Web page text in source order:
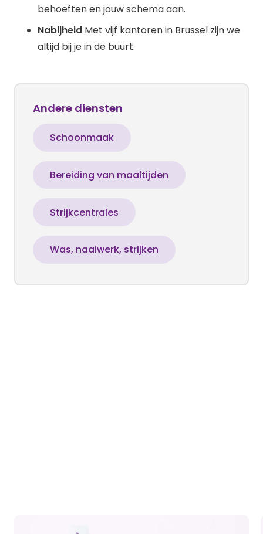
behoeften en jouw schema aan.
Nabijheid Met vijf kantoren in Brussel zijn we
altijd bij je in de buurt.
Andere diensten
Schoonmaak
Bereiding van maaltijden
Strijkcentrales
Was, naaiwerk, strijken